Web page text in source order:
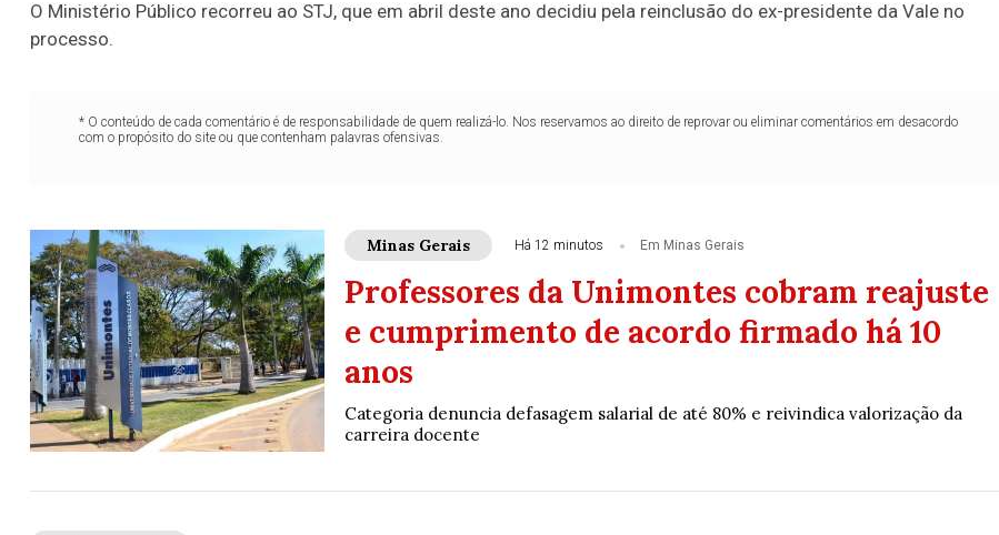
O Ministério Público recorreu ao STJ, que em abril deste ano decidiu pela reinclusão do ex-presidente da Vale no
processo.
* O conteúdo de cada comentário é de responsabilidade de quem realizá-lo. Nos reservamos ao direito de reprovar ou eliminar comentários em desacordo
com o propósito do site ou que contenham palavras ofensivas.
Minas Gerais Há 12 minutos Em Minas Gerais
Professores da Unimontes cobram reajuste
e cumprimento de acordo firmado há 10
anos
Categoria denuncia defasagem salarial de até 80% e reivindica valorização da
carreira docente